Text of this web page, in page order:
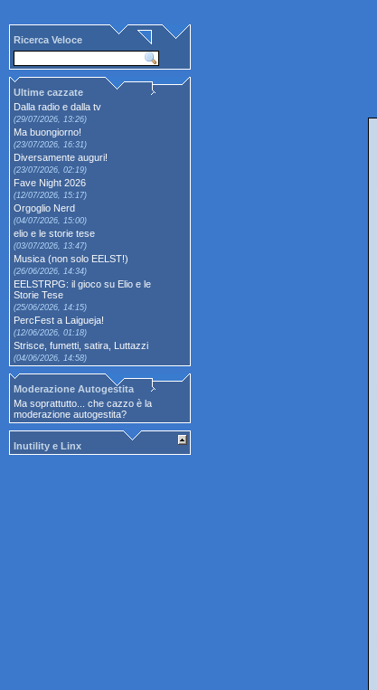
Ricerca Veloce
Ultime cazzate
Dalla radio e dalla tv
(29/07/2026, 13:26)
Ma buongiorno!
(23/07/2026, 16:31)
Diversamente auguri!
(23/07/2026, 02:19)
Fave Night 2026
(12/07/2026, 15:17)
Orgoglio Nerd
(04/07/2026, 15:00)
elio e le storie tese
(03/07/2026, 13:47)
Musica (non solo EELST!)
(26/06/2026, 14:34)
EELSTRPG: il gioco su Elio e le
Storie Tese
(25/06/2026, 14:15)
PercFest a Laigueja!
(12/06/2026, 01:18)
Strisce, fumetti, satira, Luttazzi
(04/06/2026, 14:58)
Moderazione Autogestita
Ma soprattutto... che cazzo è la
moderazione autogestita?
Inutility e Linx